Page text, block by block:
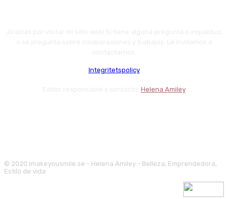
Integritetspolicy
Helena Amiley
© 2020 Imakeyousmile.se - Helena Amiley - Belleza, Emprendedora,
Estilo de vida